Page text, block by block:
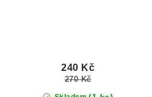
240 Kč
270 Kč